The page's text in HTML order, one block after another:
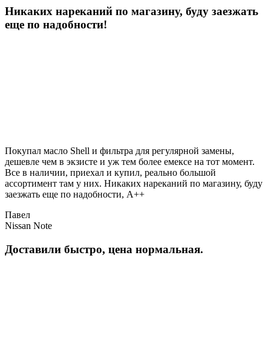
Никаких нареканий по магазину, буду заезжать
еще по надобности!
Покупал масло Shell и фильтра для регулярной замены,
дешевле чем в экзисте и уж тем более емексе на тот момент.
Все в наличии, приехал и купил, реально большой
ассортимент там у них. Никаких нареканий по магазину, буду
заезжать еще по надобности, A++
Павел
Nissan Note
Доставили быстро, цена нормальная.